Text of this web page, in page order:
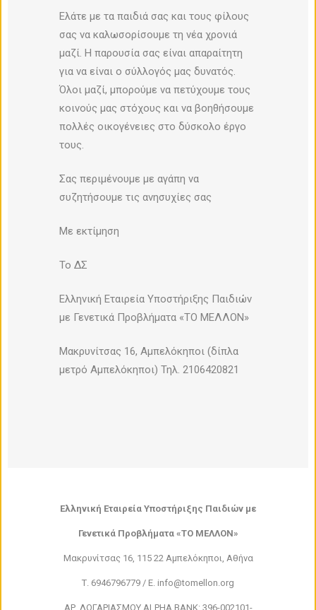
Ελάτε με τα παιδιά σας και τους φίλους
σας να καλωσορίσουμε τη νέα χρονιά
μαζί. Η παρουσία σας είναι απαραίτητη
για να είναι ο σύλλογός μας δυνατός.
Όλοι μαζί, μπορούμε να πετύχουμε τους
κοινούς μας στόχους και να βοηθήσουμε
πολλές οικογένειες στο δύσκολο έργο
τους.
Σας περιμένουμε με αγάπη να
συζητήσουμε τις ανησυχίες σας
Με εκτίμηση
Το ΔΣ
Ελληνική Εταιρεία Υποστήριξης Παιδιών
με Γενετικά Προβλήματα «ΤΟ ΜΕΛΛΟΝ»
Μακρυνίτσας 16, Αμπελόκηποι (δίπλα
μετρό Αμπελόκηποι) Τηλ. 2106420821
Ελληνική Εταιρεία Υποστήριξης Παιδιών με
Γενετικά Προβλήματα «ΤΟ ΜΕΛΛΟΝ»
Μακρυνίτσας 16, 115 22 Αμπελόκηποι, Αθήνα
Τ. 6946796779 / E. info@tomellon.org
ΑΡ. ΛΟΓΑΡΙΑΣΜΟΥ ALPHA BANK: 396-002101-